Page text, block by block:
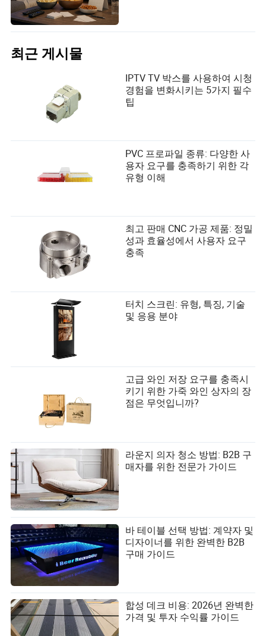
최근 게시물
IPTV TV 박스를 사용하여 시청
경험을 변화시키는 5가지 필수
팁
PVC 프로파일 종류: 다양한 사
용자 요구를 충족하기 위한 각
유형 이해
최고 판매 CNC 가공 제품: 정밀
성과 효율성에서 사용자 요구
충족
터치 스크린: 유형, 특징, 기술
및 응용 분야
고급 와인 저장 요구를 충족시
키기 위한 가죽 와인 상자의 장
점은 무엇입니까?
라운지 의자 청소 방법: B2B 구
매자를 위한 전문가 가이드
바 테이블 선택 방법: 계약자 및
디자이너를 위한 완벽한 B2B
구매 가이드
합성 데크 비용: 2026년 완벽한
가격 및 투자 수익률 가이드